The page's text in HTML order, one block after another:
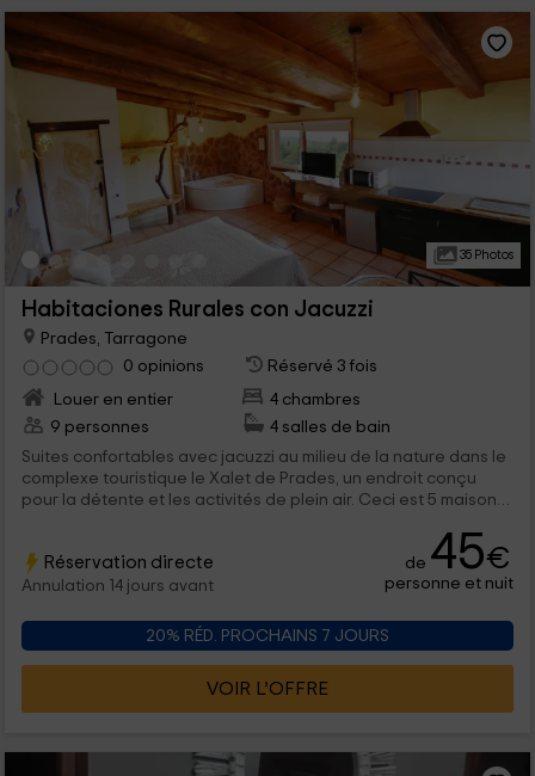
35 Photos
Habitaciones Rurales con Jacuzzi
Prades, Tarragone
0 opinions
Réservé 3 fois
Louer en entier
4 chambres
9 personnes
4 salles de bain
Suites confortables avec jacuzzi au milieu de la nature dans le
complexe touristique le Xalet de Prades, un endroit conçu
pour la détente et les activités de plein air. Ceci est 5 maisons
Réservation directe
Annulation 14 jours avant
de 45€
personne et nuit
20% RÉD. PROCHAINS 7 JOURS
VOIR L’OFFRE